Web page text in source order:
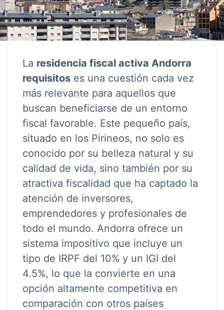
La residencia fiscal activa Andorra
requisitos es una cuestión cada vez
más relevante para aquellos que
buscan beneficiarse de un entorno
fiscal favorable. Este pequeño país,
situado en los Pirineos, no solo es
conocido por su belleza natural y su
calidad de vida, sino también por su
atractiva fiscalidad que ha captado la
atención de inversores,
emprendedores y profesionales de
todo el mundo. Andorra ofrece un
sistema impositivo que incluye un
tipo de IRPF del 10% y un IGI del
4.5%, lo que la convierte en una
opción altamente competitiva en
comparación con otros países